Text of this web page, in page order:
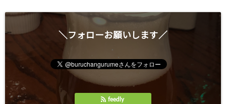
＼フォローお願いします／
feedly